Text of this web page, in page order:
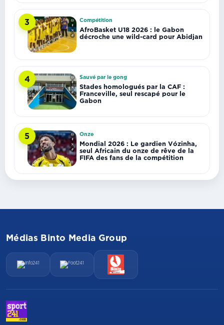
3 Compétition
AfroBasket U18 2026 : le Gabon
décroche une wild-card pour Abidjan
4 Sauvé par le gong
Stades homologués par la CAF :
Franceville, seul rescapé pour le
Gabon
5 Onze
Mondial 2026 : Le gardien Vózinha,
seul Africain du onze de rêve de la
FIFA des fans de la compétition
Médias Binto Media Group